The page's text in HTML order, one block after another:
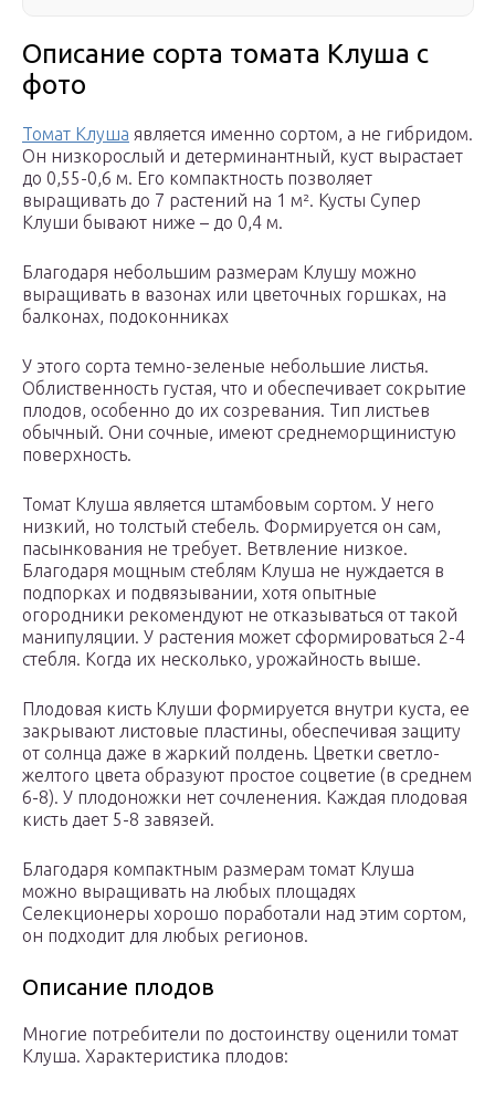
Описание сорта томата Клуша с
фото
Томат Клуша является именно сортом, а не гибридом.
Он низкорослый и детерминантный, куст вырастает
до 0,55-0,6 м. Его компактность позволяет
выращивать до 7 растений на 1 м². Кусты Супер
Клуши бывают ниже – до 0,4 м.
Благодаря небольшим размерам Клушу можно
выращивать в вазонах или цветочных горшках, на
балконах, подоконниках
У этого сорта темно-зеленые небольшие листья.
Облиственность густая, что и обеспечивает сокрытие
плодов, особенно до их созревания. Тип листьев
обычный. Они сочные, имеют среднеморщинистую
поверхность.
Томат Клуша является штамбовым сортом. У него
низкий, но толстый стебель. Формируется он сам,
пасынкования не требует. Ветвление низкое.
Благодаря мощным стеблям Клуша не нуждается в
подпорках и подвязывании, хотя опытные
огородники рекомендуют не отказываться от такой
манипуляции. У растения может сформироваться 2-4
стебля. Когда их несколько, урожайность выше.
Плодовая кисть Клуши формируется внутри куста, ее
закрывают листовые пластины, обеспечивая защиту
от солнца даже в жаркий полдень. Цветки светло-
желтого цвета образуют простое соцветие (в среднем
6-8). У плодоножки нет сочленения. Каждая плодовая
кисть дает 5-8 завязей.
Благодаря компактным размерам томат Клуша
можно выращивать на любых площадях
Селекционеры хорошо поработали над этим сортом,
он подходит для любых регионов.
Описание плодов
Многие потребители по достоинству оценили томат
Клуша. Характеристика плодов: